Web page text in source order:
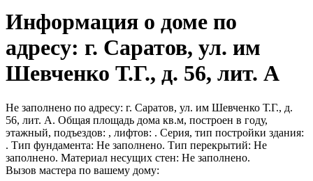
Информация о доме по
адресу: г. Саратов, ул. им
Шевченко Т.Г., д. 56, лит. А
Не заполнено по адресу: г. Саратов, ул. им Шевченко Т.Г., д.
56, лит. А. Общая площадь дома кв.м, построен в году,
этажный, подъездов: , лифтов: . Серия, тип постройки здания:
. Тип фундамента: Не заполнено. Тип перекрытий: Не
заполнено. Материал несущих стен: Не заполнено.
Вызов мастера по вашему дому: